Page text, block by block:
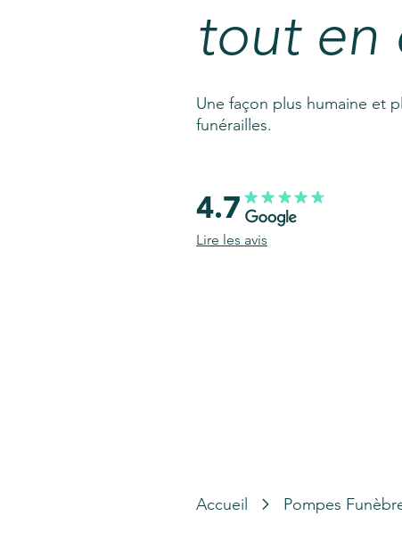
AssistGPT
Nos services en plus
tout en
Une façon plus humaine et
funérailles.
4.7
Lire les avis
Accueil Pompes